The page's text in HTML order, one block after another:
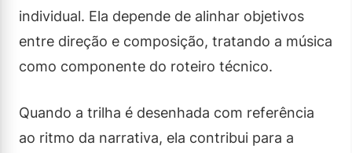
individual. Ela depende de alinhar objetivos
entre direção e composição, tratando a música
como componente do roteiro técnico.
Quando a trilha é desenhada com referência
ao ritmo da narrativa, ela contribui para a